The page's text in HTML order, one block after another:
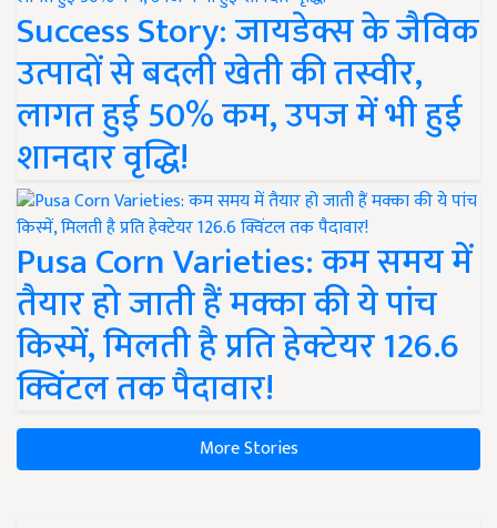
Success Story: जायडेक्स के जैविक
उत्पादों से बदली खेती की तस्वीर,
लागत हुई 50% कम, उपज में भी हुई
शानदार वृद्धि!
Pusa Corn Varieties: कम समय में
तैयार हो जाती हैं मक्का की ये पांच
किस्में, मिलती है प्रति हेक्टेयर 126.6
क्विंटल तक पैदावार!
More Stories